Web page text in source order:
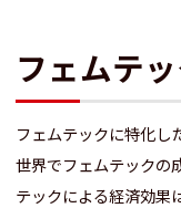
フェムテ
フェムテックに特化し
世界でフェムテックの
テックによる経済効果